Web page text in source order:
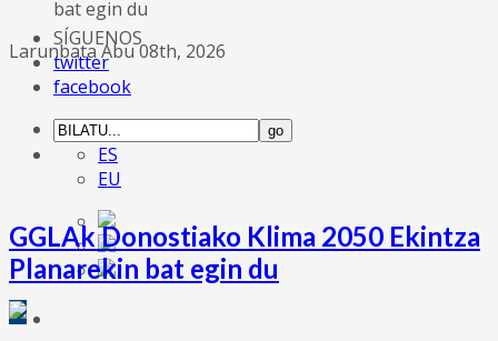
SÍGUENOS
twitter
facebook
ES
EU
bat egin du
Larunbata Abu 08th, 2026
GGLAk Donostiako Klima 2050 Ekintza
Planarekin bat egin du